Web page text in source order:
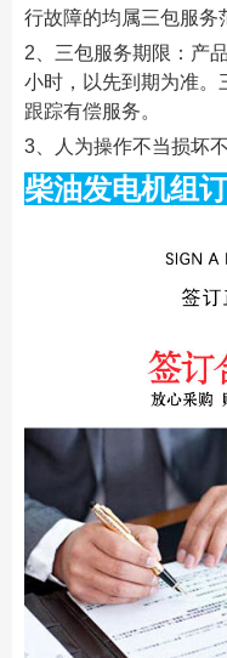
行故障的均属三包服务
2、三包服务期限：产
小时，以先到期为准。
跟踪有偿服务。
3、人为操作不当损坏
柴油发电机组